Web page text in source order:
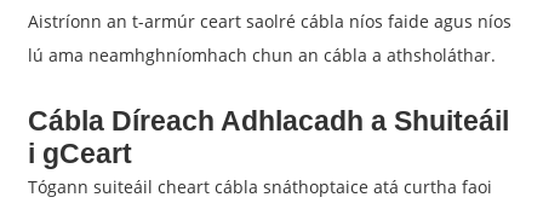
Aistríonn an t-armúr ceart saolré cábla níos faide agus níos
lú ama neamhghníomhach chun an cábla a athsholáthar.
Cábla Díreach Adhlacadh a Shuiteáil
i gCeart
Tógann suiteáil cheart cábla snáthoptaice atá curtha faoi